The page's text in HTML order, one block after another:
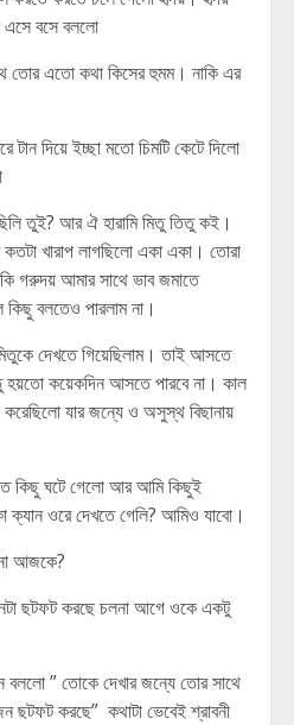
এসে বসে বললো
তোর এতো কথা কিসের হুমম। নাকি এর
টান দিয়ে ইচ্ছা মতো চিমটি কেটে দিলো
তুই? আর ঐ হারামি মিতু তিতু কই।
খারাপ লাগছিলো একা একা। তোরা
গরুদয় আমার সাথে ভাব জমাতে
বলতেও পারলাম না।
দেখতে গিয়েছিলাম। তাই আসতে
কয়েকদিন আসতে পারবে না। কাল
যার জন্যে ও অসুস্থ বিছানায়
কিছু ঘটে গেলো আর আমি কিছুই
ক্যান ওরে দেখতে গেলি? আমিও যাবো।
আজকে?
ছটফট করছে চলনা আগে ওকে একটু
বললো ” তোকে দেখার জন্যে তোর সাথে
করছে” কথাটা ভেবেই শ্রাবনী